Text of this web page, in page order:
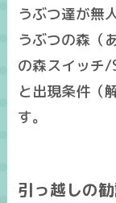
うぶつ達が無
うぶつの森（
の森スイッチ
と出現条件（
す。
引っ越しの